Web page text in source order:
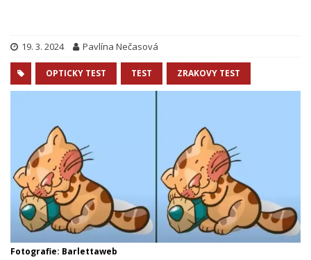
19. 3. 2024 Pavlína Nečasová
OPTICKY TEST TEST ZRAKOVY TEST
Fotografie: Barlettaweb